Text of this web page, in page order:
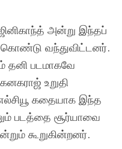
அன்று இந்தப்
கொண்டு வந்துவிட்டனர்.
தனி படமாகவே
உறுதி
கதையாக இந்த
படத்தை சூர்யாவை
கூறுகின்றனர்.